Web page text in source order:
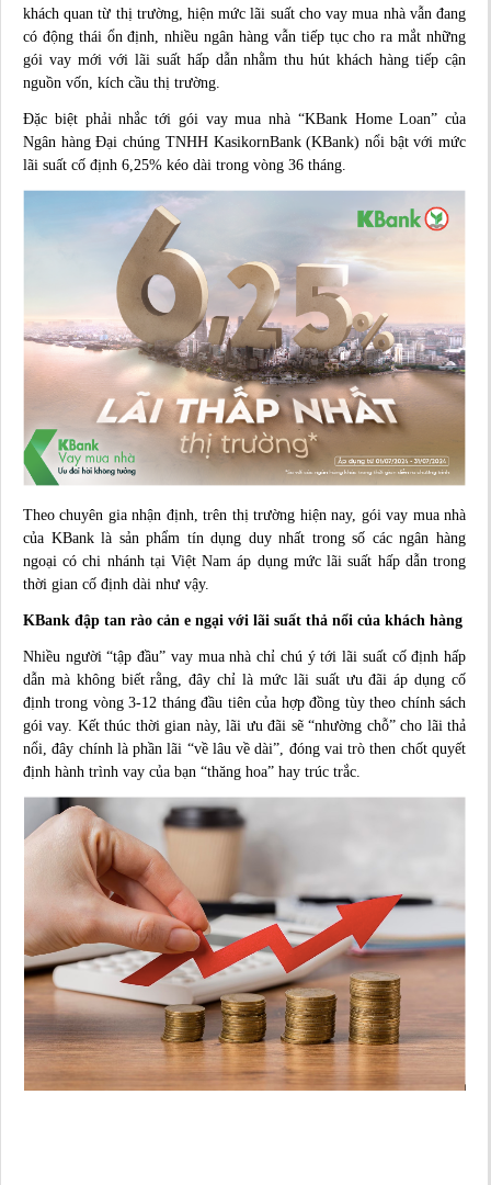
khách quan từ thị trường, hiện mức lãi suất cho vay mua nhà vẫn đang
có động thái ổn định, nhiều ngân hàng vẫn tiếp tục cho ra mắt những
gói vay mới với lãi suất hấp dẫn nhằm thu hút khách hàng tiếp cận
nguồn vốn, kích cầu thị trường.
Đặc biệt phải nhắc tới gói vay mua nhà “KBank Home Loan” của
Ngân hàng Đại chúng TNHH KasikornBank (KBank) nổi bật với mức
lãi suất cố định 6,25% kéo dài trong vòng 36 tháng.
Theo chuyên gia nhận định, trên thị trường hiện nay, gói vay mua nhà
của KBank là sản phẩm tín dụng duy nhất trong số các ngân hàng
ngoại có chi nhánh tại Việt Nam áp dụng mức lãi suất hấp dẫn trong
thời gian cố định dài như vậy.
KBank đập tan rào cản e ngại với lãi suất thả nổi của khách hàng
Nhiều người “tập đầu” vay mua nhà chỉ chú ý tới lãi suất cố định hấp
dẫn mà không biết rằng, đây chỉ là mức lãi suất ưu đãi áp dụng cố
định trong vòng 3-12 tháng đầu tiên của hợp đồng tùy theo chính sách
gói vay. Kết thúc thời gian này, lãi ưu đãi sẽ “nhường chỗ” cho lãi thả
nổi, đây chính là phần lãi “về lâu về dài”, đóng vai trò then chốt quyết
định hành trình vay của bạn “thăng hoa” hay trúc trắc.